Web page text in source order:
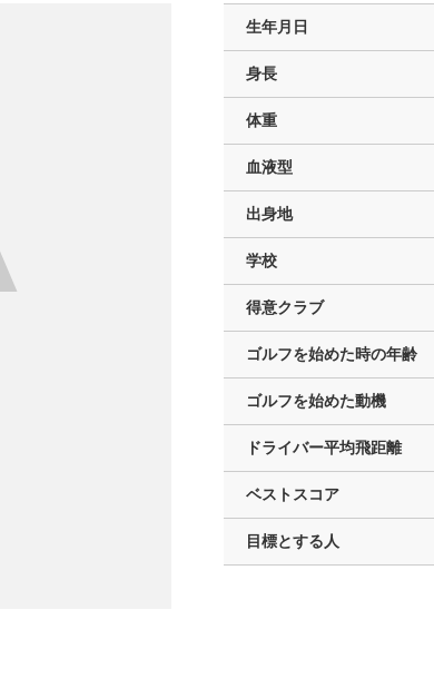
生年月日
身長
体重
血液型
出身地
学校
得意クラブ
ゴルフを始めた時の年齢
ゴルフを始めた動機
ドライバー平均飛距離
ベストスコア
目標とする人